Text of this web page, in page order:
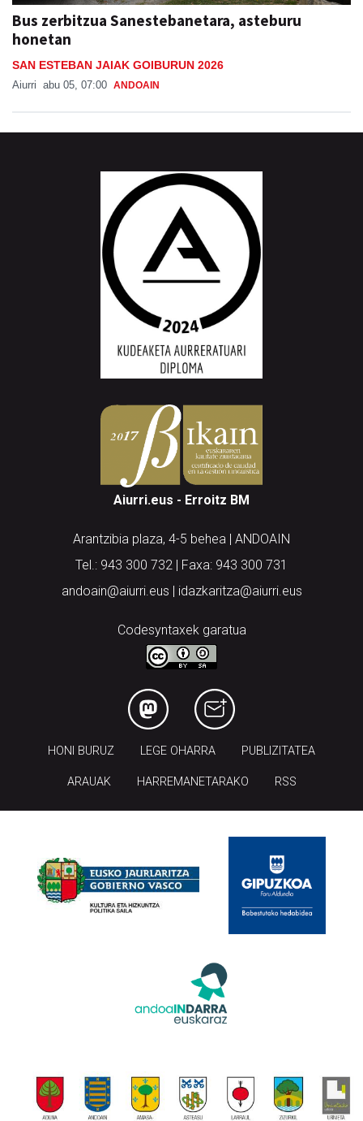
Bus zerbitzua Sanestebanetara, asteburu
honetan
SAN ESTEBAN JAIAK GOIBURUN 2026
Aiurri abu 05, 07:00 ANDOAIN
Aiurri.eus - Erroitz BM
Arantzibia plaza, 4-5 behea | ANDOAIN
Tel.: 943 300 732 | Faxa: 943 300 731
andoain@aiurri.eus | idazkaritza@aiurri.eus
Codesyntaxek garatua
HONI BURUZ LEGE OHARRA PUBLIZITATEA
ARAUAK HARREMANETARAKO RSS